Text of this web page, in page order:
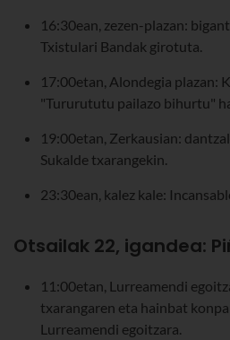
16:30ean, zezen-plazan:
Txistulari Bandak girotuta.
17:00etan, Alondegia plazan:
"Tururututu pailazo bihurtu"
19:00etan, Zerkausian:
Sukalde txarangekin.
23:30ean, kalez kale:
Otsailak 22, igandea:
11:00etan, Lurreamendi
txarangaren eta hainbat
Lurreamendi egoitzara.